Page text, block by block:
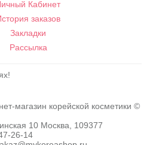
Кабинет
заказов
Закладки
Рассылка
магазин корейской косметики ©
10 Москва
109377
26-14